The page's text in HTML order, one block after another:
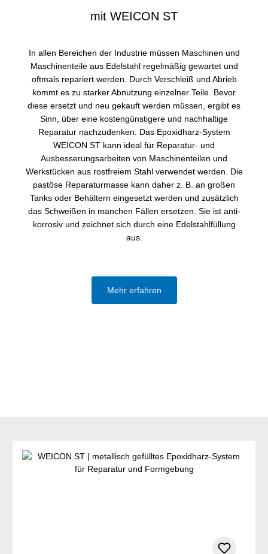
mit WEICON ST
In allen Bereichen der Industrie müssen Maschinen und
Maschinenteile aus Edelstahl regelmäßig gewartet und
oftmals repariert werden. Durch Verschleiß und Abrieb
kommt es zu starker Abnutzung einzelner Teile. Bevor
diese ersetzt und neu gekauft werden müssen, ergibt es
Sinn, über eine kostengünstigere und nachhaltige
Reparatur nachzudenken. Das Epoxidharz-System
WEICON ST kann ideal für Reparatur- und
Ausbesserungsarbeiten von Maschinenteilen und
Werkstücken aus rostfreiem Stahl verwendet werden. Die
pastöse Reparaturmasse kann daher z. B. an großen
Tanks oder Behältern eingesetzt werden und zusätzlich
das Schweißen in manchen Fällen ersetzen. Sie ist anti-
korrosiv und zeichnet sich durch eine Edelstahlfüllung
aus.
Mehr erfahren